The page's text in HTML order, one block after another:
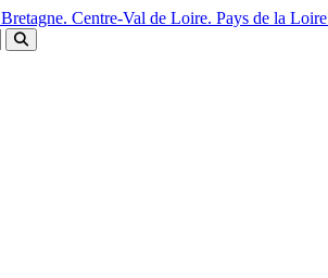
Bretagne. Centre-Val de Loire. Pays de la Loire